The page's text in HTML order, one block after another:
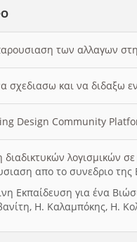
των αλλαγων
σχεδιασω και να διδαξω
Design Community
διαδικτυκών λογισμικών
απο το συνεδριο της
Εκπαίδευση για ένα
Η. Καλαμπόκης, Η.